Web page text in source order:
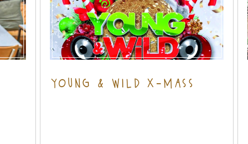
young & wild x-mass